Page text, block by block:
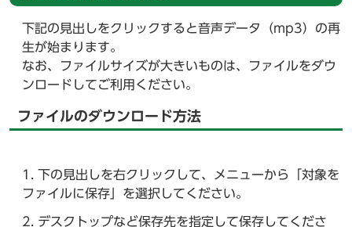
下記の見出しをクリックすると音声データ（mp3）の再
生が始まります。
なお、ファイルサイズが大きいものは、ファイルをダウ
ンロードしてご利用ください。
ファイルのダウンロード方法
下の見出しを右クリックして、メニューから「対象を
ファイルに保存」を選択してください。
デスクトップなど保存先を指定して保存してくださ